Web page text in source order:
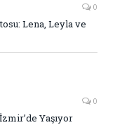
0
Lena, Leyla ve
0
Yaşıyor